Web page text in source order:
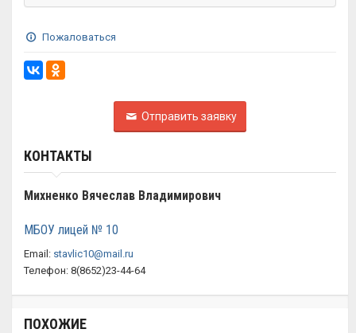
Пожаловаться
Отправить заявку
КОНТАКТЫ
Михненко Вячеслав Владимирович
МБОУ лицей № 10
Email: stavlic10@mail.ru
Телефон: 8(8652)23-44-64
ПОХОЖИЕ